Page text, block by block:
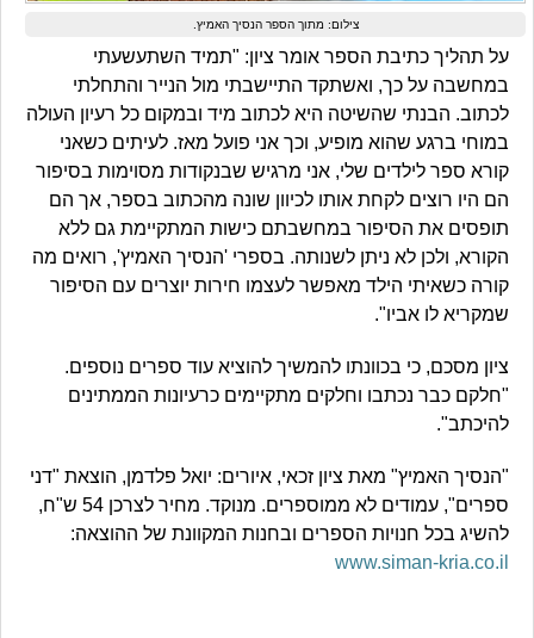
צילום: מתוך הספר הנסיך האמיץ.
על תהליך כתיבת הספר אומר ציון: "תמיד השתעשעתי
במחשבה על כך, ואשתקד התיישבתי מול הנייר והתחלתי
לכתוב. הבנתי שהשיטה היא לכתוב מיד ובמקום כל רעיון העולה
במוחי ברגע שהוא מופיע, וכך אני פועל מאז. לעיתים כשאני
קורא ספר לילדים שלי, אני מרגיש שבנקודות מסוימות בסיפור
הם היו רוצים לקחת אותו לכיוון שונה מהכתוב בספר, אך הם
תופסים את הסיפור במחשבתם כישות המתקיימת גם ללא
הקורא, ולכן לא ניתן לשנותה. בספרי 'הנסיך האמיץ', רואים מה
קורה כשאיתי הילד מאפשר לעצמו חירות יוצרים עם הסיפור
שמקריא לו אביו".
ציון מסכם, כי בכוונתו להמשיך להוציא עוד ספרים נוספים.
"חלקם כבר נכתבו וחלקים מתקיימים כרעיונות הממתינים
להיכתב".
"הנסיך האמיץ" מאת ציון זכאי, איורים: יואל פלדמן, הוצאת "דני
ספרים", עמודים לא ממוספרים. מנוקד. מחיר לצרכן 54 ש"ח,
להשיג בכל חנויות הספרים ובחנות המקוונת של ההוצאה:
www.siman-kria.co.il